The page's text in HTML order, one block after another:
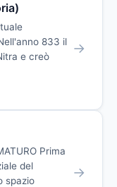
833 il
e creò
→
Prima
del
spazio
→